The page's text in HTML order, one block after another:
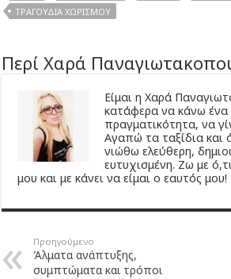
ΤΡΑΓΟΎΔΙΑ ΧΩΡΙΣΜΟΎ
Περί Χαρά
Είμαι η Χαρά
κατάφερα να κάνω ένα
πραγματικότητα, να
Αγαπώ τα ταξίδια και
νιώθω ελεύθερη,
ευτυχισμένη. Ζω με
μου και με κάνει να είμαι ο εαυτός μου!
Προηγούμενο
Άλματα ανάπτυξης,
συμπτώματα και τρόποι